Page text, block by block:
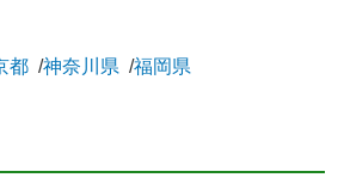
都 神奈川県 福岡県